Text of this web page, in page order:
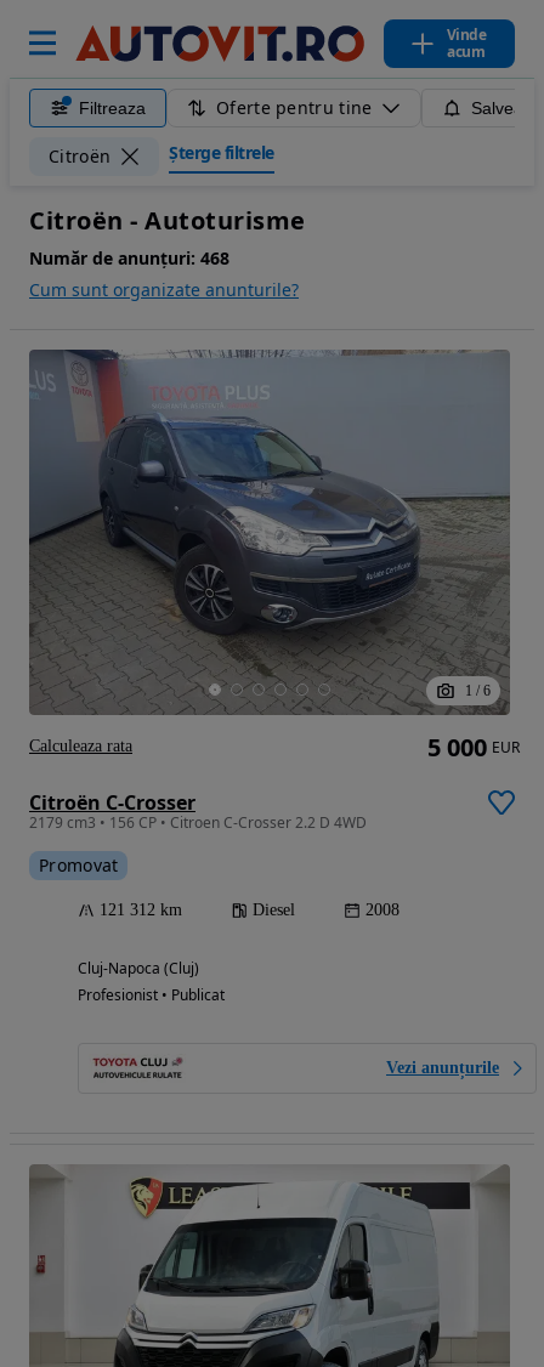
Vinde
acum
Filtreaza Oferte pentru tine
Citroën Șterge filtrele
Citroën - Autoturisme
Număr de anunțuri: 468
Cum sunt organizate anunturile?
1 / 6
Citroën C-Crosser
2179 cm3 • 156 CP • Citroen C-Crosser 2.2 D 4WD
Promovat
121 312 km Diesel 2008
Cluj-Napoca (Cluj)
Profesionist • Publicat
Vezi anunțurile
5 000 EUR
Calculeaza rata